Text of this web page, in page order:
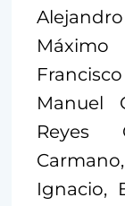
Manuel
Reyes
Ignacio,